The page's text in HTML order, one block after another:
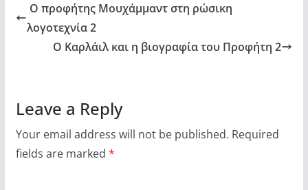
Ο προφήτης Μουχάμμαντ στη ρώσικη
λογοτεχνία 2
Ο Καρλάιλ και η βιογραφία του Προφήτη 2
Leave a Reply
Your email address will not be published. Required
fields are marked *